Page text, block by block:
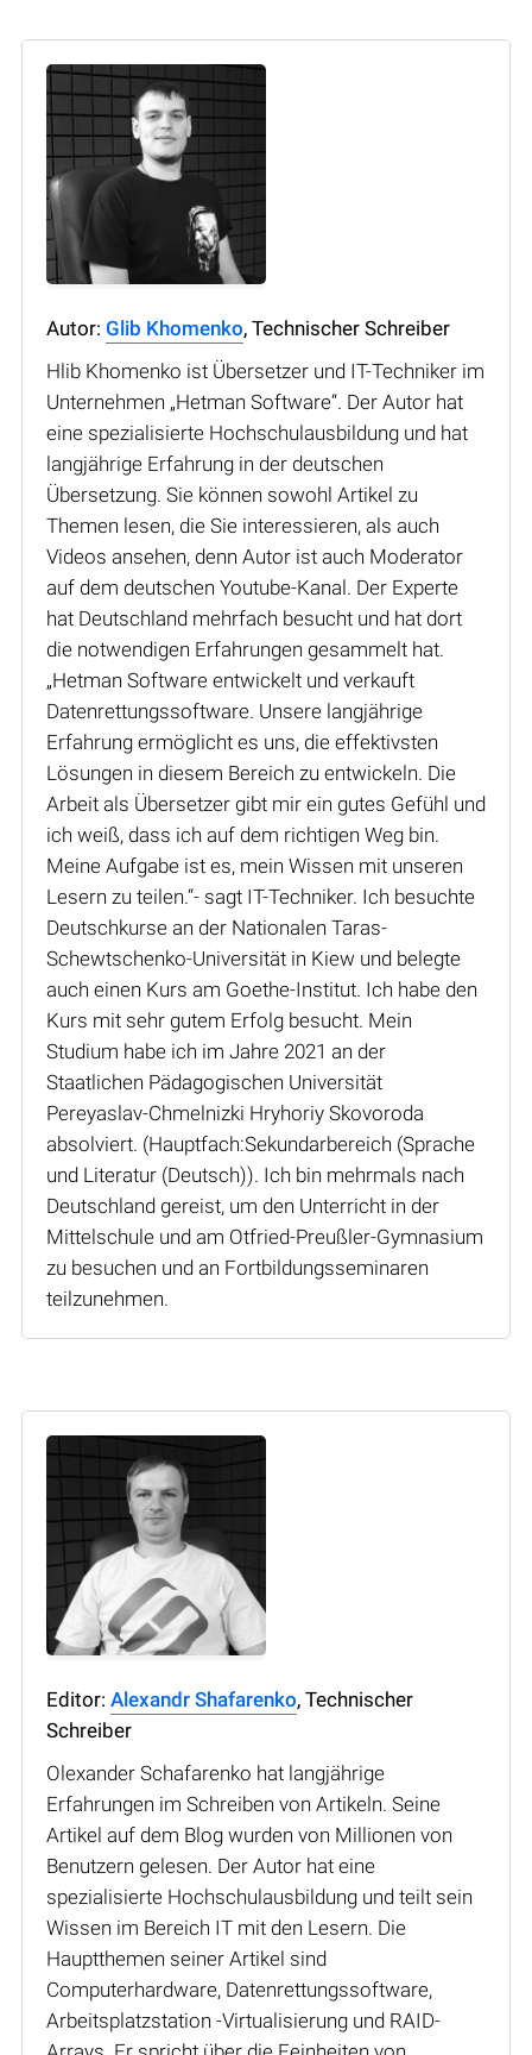
Autor: Glib Khomenko, Technischer Schreiber
Hlib Khomenko ist Übersetzer und IT-Techniker im
Unternehmen „Hetman Software“. Der Autor hat
eine spezialisierte Hochschulausbildung und hat
langjährige Erfahrung in der deutschen
Übersetzung. Sie können sowohl Artikel zu
Themen lesen, die Sie interessieren, als auch
Videos ansehen, denn Autor ist auch Moderator
auf dem deutschen Youtube-Kanal. Der Experte
hat Deutschland mehrfach besucht und hat dort
die notwendigen Erfahrungen gesammelt hat.
„Hetman Software entwickelt und verkauft
Datenrettungssoftware. Unsere langjährige
Erfahrung ermöglicht es uns, die effektivsten
Lösungen in diesem Bereich zu entwickeln. Die
Arbeit als Übersetzer gibt mir ein gutes Gefühl und
ich weiß, dass ich auf dem richtigen Weg bin.
Meine Aufgabe ist es, mein Wissen mit unseren
Lesern zu teilen.“- sagt IT-Techniker. Ich besuchte
Deutschkurse an der Nationalen Taras-
Schewtschenko-Universität in Kiew und belegte
auch einen Kurs am Goethe-Institut. Ich habe den
Kurs mit sehr gutem Erfolg besucht. Mein
Studium habe ich im Jahre 2021 an der
Staatlichen Pädagogischen Universität
Pereyaslav-Chmelnizki Hryhoriy Skovoroda
absolviert. (Hauptfach:Sekundarbereich (Sprache
und Literatur (Deutsch)). Ich bin mehrmals nach
Deutschland gereist, um den Unterricht in der
Mittelschule und am Otfried-Preußler-Gymnasium
zu besuchen und an Fortbildungsseminaren
teilzunehmen.
Editor: Alexandr Shafarenko, Technischer
Schreiber
Olexander Schafarenko hat langjährige
Erfahrungen im Schreiben von Artikeln. Seine
Artikel auf dem Blog wurden von Millionen von
Benutzern gelesen. Der Autor hat eine
spezialisierte Hochschulausbildung und teilt sein
Wissen im Bereich IT mit den Lesern. Die
Hauptthemen seiner Artikel sind
Computerhardware, Datenrettungssoftware,
Arbeitsplatzstation -Virtualisierung und RAID-